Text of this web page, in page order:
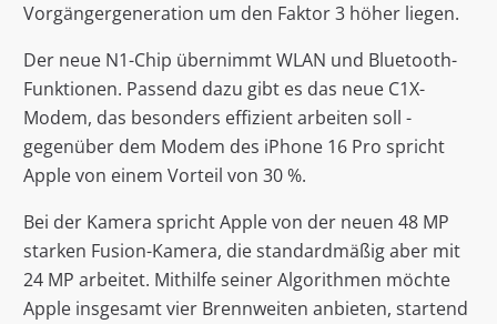
Vorgängergeneration um den Faktor 3 höher liegen.
Der neue N1-Chip übernimmt WLAN und Bluetooth-
Funktionen. Passend dazu gibt es das neue C1X-
Modem, das besonders effizient arbeiten soll -
gegenüber dem Modem des iPhone 16 Pro spricht
Apple von einem Vorteil von 30 %.
Bei der Kamera spricht Apple von der neuen 48 MP
starken Fusion-Kamera, die standardmäßig aber mit
24 MP arbeitet. Mithilfe seiner Algorithmen möchte
Apple insgesamt vier Brennweiten anbieten, startend